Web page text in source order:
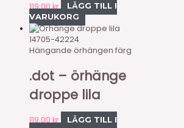
119,00kr
LÄGG TILL I
VARUKORG
14705-42224
Hängande örhängen färg
.dot – örhänge
droppe lila
119,00 kr
LÄGG TILL I